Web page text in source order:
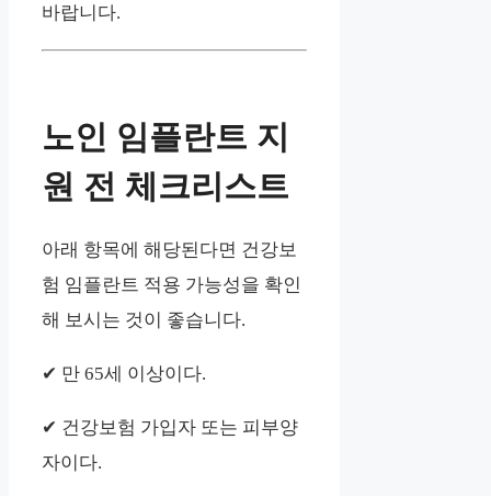
바랍니다.
노인 임플란트 지
원 전 체크리스트
아래 항목에 해당된다면 건강보
험 임플란트 적용 가능성을 확인
해 보시는 것이 좋습니다.
✔ 만 65세 이상이다.
✔ 건강보험 가입자 또는 피부양
자이다.